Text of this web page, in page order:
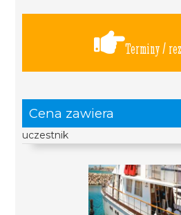
Terminy /
Cena zawiera
uczestnik